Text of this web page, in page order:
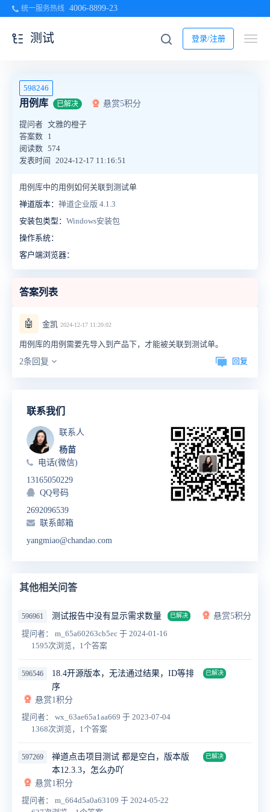
统一服务热线 4006-8899-23
登录/注册
测试
598246
用例库 已解决 悬赏5积分
提问者 文雅的橙子
答案数 1
阅读数 574
发表时间
2024-12-17 11:16:51
用例库中的用例如何关联到测试单
禅道版本： 禅道企业版 4.1.3
安装包类型： Windows安装包
操作系统：
客户端浏览器：
答案列表
🤖 金凯 2024-12-17 11:20:02
用例库的用例需要先导入到产品下，才能被关联到测试单。
2条回复
回复
联系我们
联系人
杨苗
电话(微信)
13165050229
QQ号码
2692096539
联系邮箱
yangmiao@chandao.com
其他相关问答
596961 测试报告中没有显示需求数量 已解决
悬赏5积分
提问者： m_65a60263cb5ec 于 2024-01-16
1595次浏览，1个答案
596546
18.4开源版本，无法通过结果，ID等排
序
已解决
悬赏1积分
提问者： wx_63ae65a1aa669 于 2023-07-04
1368次浏览，1个答案
597269
禅道点击项目测试 都是空白，版本版
本12.3.3，怎么办吖
已解决
悬赏1积分
提问者： m_664d5a0a63109 于 2024-05-22